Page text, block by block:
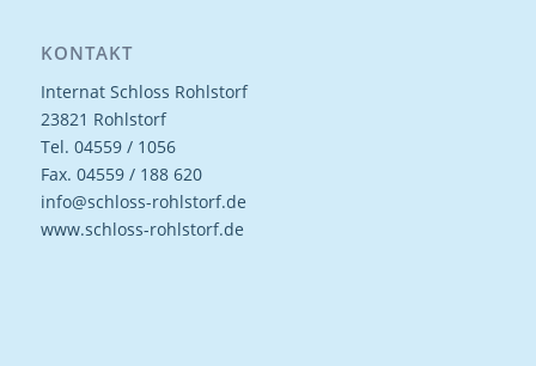
KONTAKT
Internat Schloss Rohlstorf
23821 Rohlstorf
Tel. 04559 / 1056
Fax. 04559 / 188 620
info@schloss-rohlstorf.de
www.schloss-rohlstorf.de